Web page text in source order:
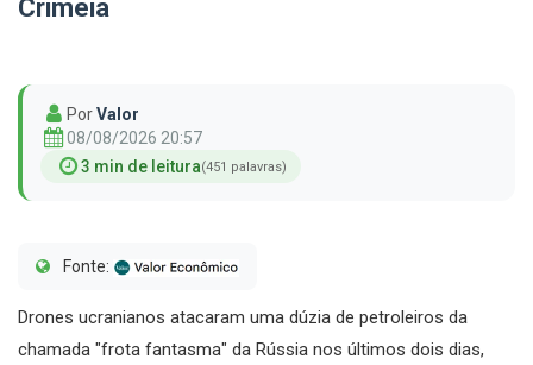
Crimeia
PorValor
08/08/2026 20:57
3 min de leitura(451 palavras)
Fonte:
Drones ucranianos atacaram uma dúzia de petroleiros da
chamada "frota fantasma" da Rússia nos últimos dois dias,